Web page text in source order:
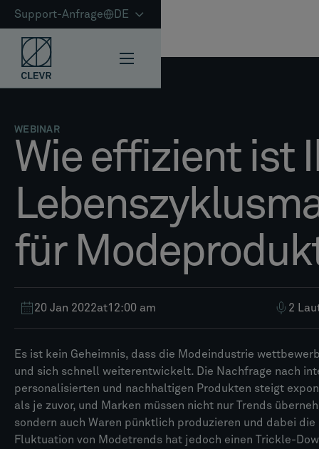
Support-Anfrage DE
WEBINAR
Wie effizient ist
für
20 Jan 2022at12:00 am 2
Es ist kein Geheimnis, dass die Modeindustrie
und sich schnell weiterentwickelt. Die Nachfrage nach
personalisierten und nachhaltigen Produkten steigt
als je zuvor, und Marken müssen nicht nur Trends
sondern auch Waren pünktlich produzieren und dabei
Fluktuation von Modetrends hat jedoch einen Trickle-